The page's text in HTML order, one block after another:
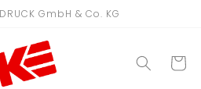
DRUCK GmbH & Co. KG